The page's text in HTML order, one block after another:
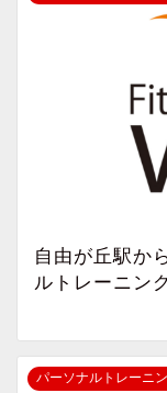
自由が丘駅か
ルトレーニン
パーソナルトレーニ